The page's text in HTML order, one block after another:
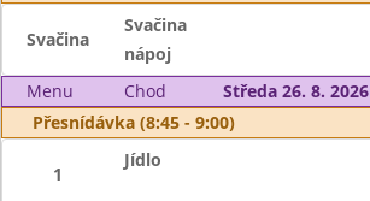
Svačina
Svačina
nápoj
Menu
Chod
Středa 26. 8. 2026
Přesnídávka (8:45 - 9:00)
1
Jídlo